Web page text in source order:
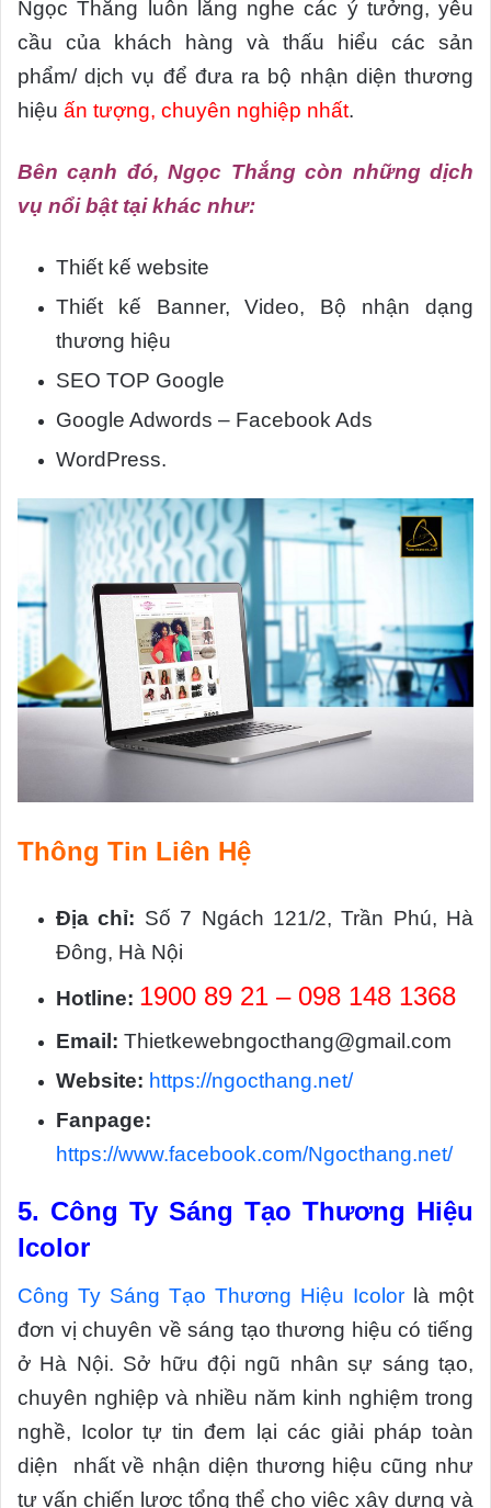
Ngọc Thắng luôn lắng nghe các ý tưởng, yêu
cầu của khách hàng và thấu hiểu các sản
phẩm/ dịch vụ để đưa ra bộ nhận diện thương
hiệu ấn tượng, chuyên nghiệp nhất.
Bên cạnh đó, Ngọc Thắng còn những dịch
vụ nổi bật tại khác như:
Thiết kế website
Thiết kế Banner, Video, Bộ nhận dạng
thương hiệu
SEO TOP Google
Google Adwords – Facebook Ads
WordPress.
Thông Tin Liên Hệ
Địa chỉ: Số 7 Ngách 121/2, Trần Phú, Hà
Đông, Hà Nội
Hotline: 1900 89 21 – 098 148 1368
Email: Thietkewebngocthang@gmail.com
Website: https://ngocthang.net/
Fanpage:
https://www.facebook.com/Ngocthang.net/
5. Công Ty Sáng Tạo Thương Hiệu
Icolor
Công Ty Sáng Tạo Thương Hiệu Icolor là một
đơn vị chuyên về sáng tạo thương hiệu có tiếng
ở Hà Nội. Sở hữu đội ngũ nhân sự sáng tạo,
chuyên nghiệp và nhiều năm kinh nghiệm trong
nghề, Icolor tự tin đem lại các giải pháp toàn
diện nhất về nhận diện thương hiệu cũng như
tư vấn chiến lược tổng thể cho việc xây dựng và